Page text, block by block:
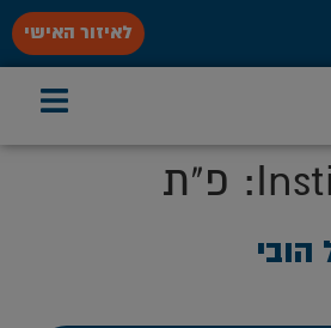
לאיזור האישי
פ"ת